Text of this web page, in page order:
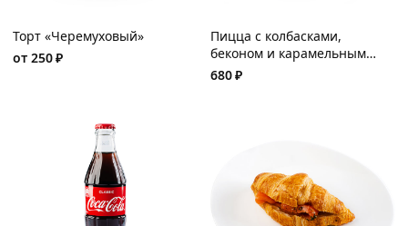
Торт «Черемуховый»
от 250₽
Пицца с колбасками,
беконом и карамельным
луком
680₽